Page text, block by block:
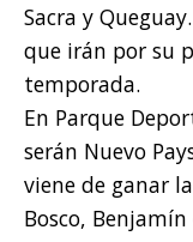
Sacra y
que irán por su
temporada.
En Parque
serán Nuevo
viene de ganar
Bosco,